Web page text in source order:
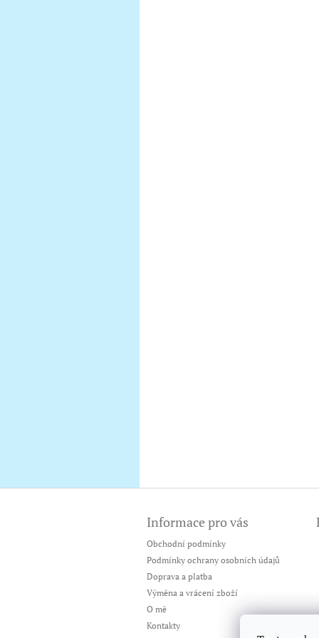
Informace pro vás
Obchodní podmínky
Podmínky ochrany osobních údajů
Doprava a platba
Výměna a vrácení zboží
O mě
Kontakty